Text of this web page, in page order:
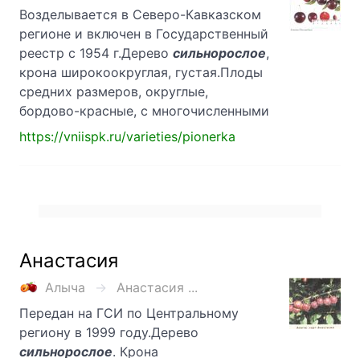
Возделывается в Северо-Кавказском
регионе и включен в Государственный
реестр с 1954 г.Дерево сильнорослое,
крона широкоокруглая, густая.Плоды
средних размеров, округлые,
бордово-красные, с многочисленными
https://vniispk.ru/varieties/pionerka
Анастасия
Алыча
Анастасия ...
Передан на ГСИ по Центральному
региону в 1999 году.Дерево
сильнорослое. Крона